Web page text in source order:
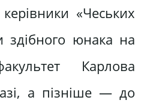
«Чеських
здібного юнака на
Карлова
а пізніше — до